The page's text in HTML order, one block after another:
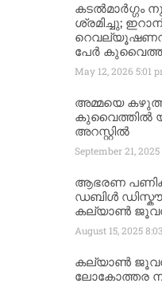
ശ്രമിച്ചു;
പേർ
May 12, 2026 5:01
അമ്മയെ
കുവൈത്തിൽ
അറസ്റ്റിൽ
September 21, 2025
ആഭരണ
ഡബിൾ
കല്യാൺ
August 15, 2025
കല്യാൺ
ലോകോത്തര